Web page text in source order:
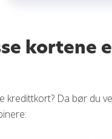
kortene
Da bør du